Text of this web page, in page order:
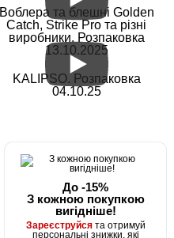
Воблера та блешні Golden
Catch, Strike Pro та різні
виробники. Розпаковка
13.10.2025
KALIPSO. Розпаковка
04.10.25
До -15%
З кожною покупкою
вигідніше!
Зареєструйсята отримуй
персональні знижки, які